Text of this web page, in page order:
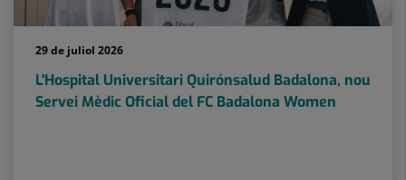
29 de juliol 2026
L'Hospital Universitari Quirónsalud Badalona, nou
Servei Mèdic Oficial del FC Badalona Women